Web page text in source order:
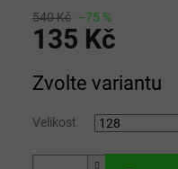
540 Kč –75 %
135 Kč
cena:
Zvolte variantu
Velikost